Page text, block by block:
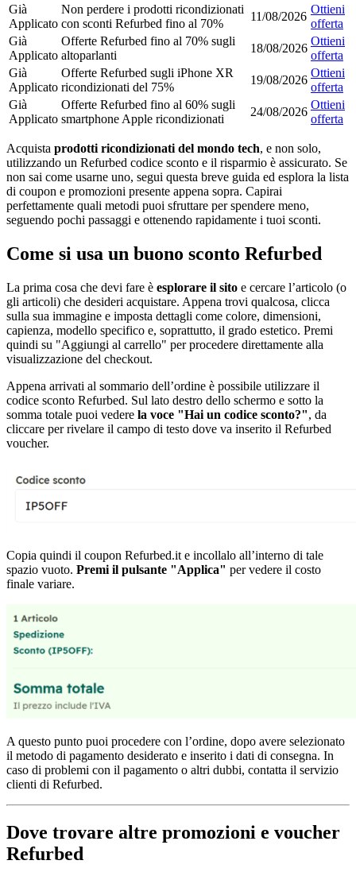
Già
Applicato
Non perdere i prodotti ricondizionati
con sconti Refurbed fino al 70%
11/08/2026
Ottieni
offerta
Già
Applicato
Offerte Refurbed fino al 70% sugli
altoparlanti
18/08/2026
Ottieni
offerta
Già
Applicato
Offerte Refurbed sugli iPhone XR
ricondizionati del 75%
19/08/2026
Ottieni
offerta
Già
Applicato
Offerte Refurbed fino al 60% sugli
smartphone Apple ricondizionati
24/08/2026
Ottieni
offerta
Acquista prodotti ricondizionati del mondo tech, e non solo,
utilizzando un Refurbed codice sconto e il risparmio è assicurato. Se
non sai come usarne uno, segui questa breve guida ed esplora la lista
di coupon e promozioni presente appena sopra. Capirai
perfettamente quali metodi puoi sfruttare per spendere meno,
seguendo pochi passaggi e ottenendo rapidamente i tuoi sconti.
Come si usa un buono sconto Refurbed
La prima cosa che devi fare è esplorare il sito e cercare l’articolo (o
gli articoli) che desideri acquistare. Appena trovi qualcosa, clicca
sulla sua immagine e imposta dettagli come colore, dimensioni,
capienza, modello specifico e, soprattutto, il grado estetico. Premi
quindi su "Aggiungi al carrello" per procedere direttamente alla
visualizzazione del checkout.
Appena arrivati al sommario dell’ordine è possibile utilizzare il
codice sconto Refurbed. Sul lato destro dello schermo e sotto la
somma totale puoi vedere la voce "Hai un codice sconto?", da
cliccare per rivelare il campo di testo dove va inserito il Refurbed
voucher.
Copia quindi il coupon Refurbed.it e incollalo all’interno di tale
spazio vuoto. Premi il pulsante "Applica" per vedere il costo
finale variare.
A questo punto puoi procedere con l’ordine, dopo avere selezionato
il metodo di pagamento desiderato e inserito i dati di consegna. In
caso di problemi con il pagamento o altri dubbi, contatta il servizio
clienti di Refurbed.
Dove trovare altre promozioni e voucher
Refurbed